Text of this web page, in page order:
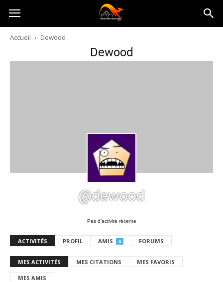
Australia-
australie.com
Accueil Dewood
Dewood
@dewood
Pas d’activité récente
ACTIVITÉS PROFIL AMIS 0 FORUMS
MES ACTIVITÉS MES CITATIONS MES FAVORIS
MES AMIS